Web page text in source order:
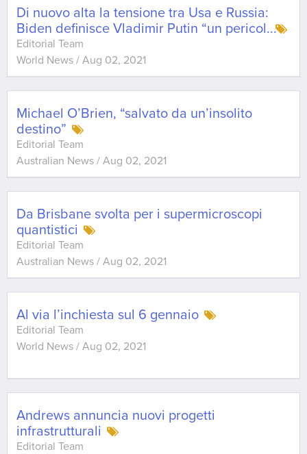
Di nuovo alta la tensione tra Usa e Russia:
Biden definisce Vladimir Putin “un pericol...
Editorial Team
World News / Aug 02, 2021
Michael O’Brien, “salvato da un’insolito
destino”
Editorial Team
Australian News / Aug 02, 2021
Da Brisbane svolta per i supermicroscopi
quantistici
Editorial Team
Australian News / Aug 02, 2021
Al via l’inchiesta sul 6 gennaio
Editorial Team
World News / Aug 02, 2021
Andrews annuncia nuovi progetti
infrastrutturali
Editorial Team